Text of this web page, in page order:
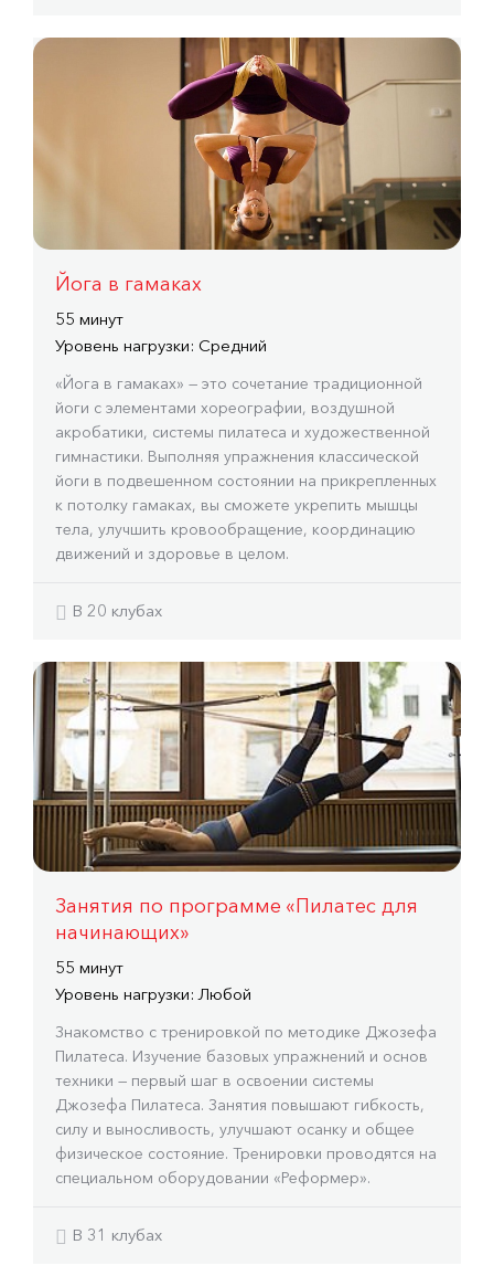
Йога в гамаках
55 минут
Уровень нагрузки: Средний
«Йога в гамаках» — это сочетание традиционной
йоги с элементами хореографии, воздушной
акробатики, системы пилатеса и художественной
гимнастики. Выполняя упражнения классической
йоги в подвешенном состоянии на прикрепленных
к потолку гамаках, вы сможете укрепить мышцы
тела, улучшить кровообращение, координацию
движений и здоровье в целом.
В 20 клубах
Занятия по программе «Пилатес для
начинающих»
55 минут
Уровень нагрузки: Любой
Знакомство с тренировкой по методике Джозефа
Пилатеса. Изучение базовых упражнений и основ
техники — первый шаг в освоении системы
Джозефа Пилатеса. Занятия повышают гибкость,
силу и выносливость, улучшают осанку и общее
физическое состояние. Тренировки проводятся на
специальном оборудовании «Реформер».
В 31 клубах